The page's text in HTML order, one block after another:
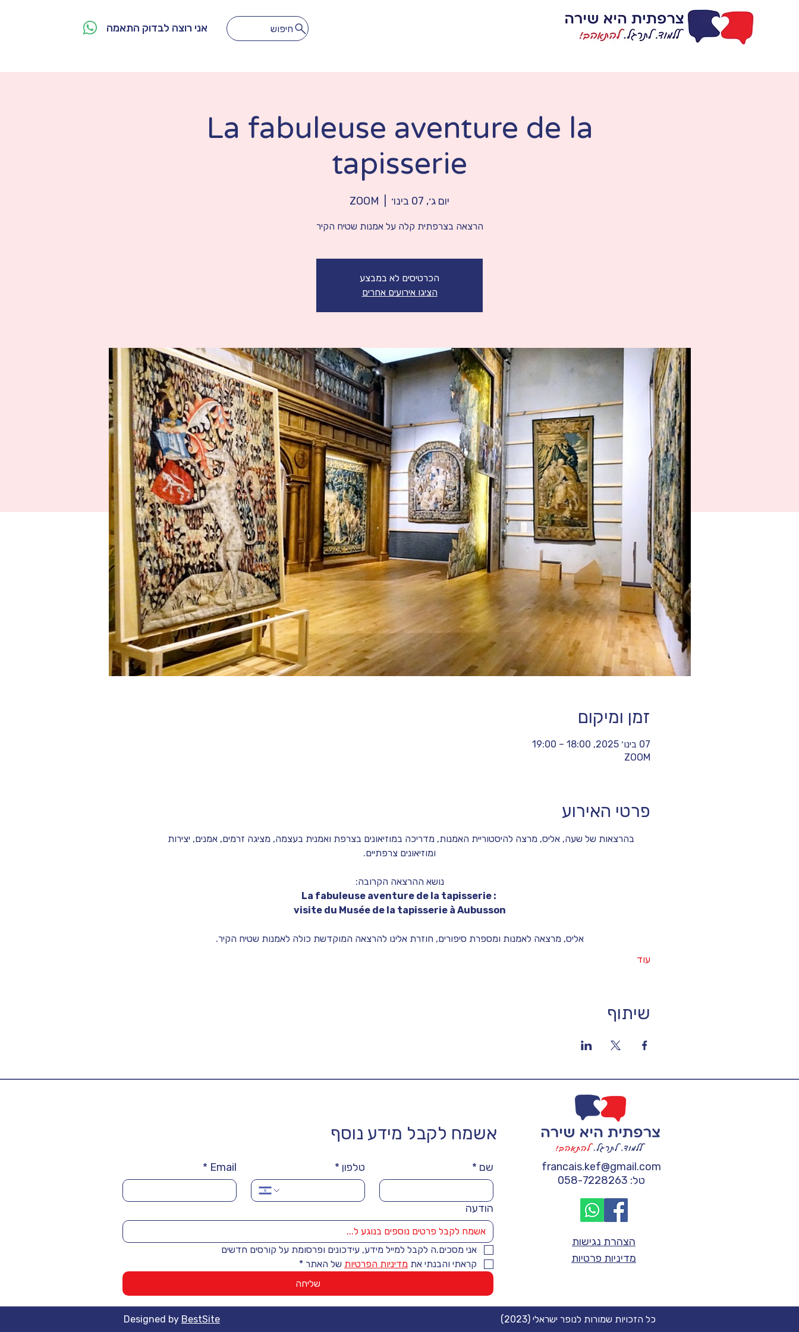
חיפוש אני רוצה לבדוק התאמה
La fabuleuse aventure de la
tapisserie
יום ג׳, 07 בינו׳ ZOOM
הרצאה בצרפתית קלה על אמנות שטיח הקיר
הכרטיסים לא במבצע
הציגו אירועים אחרים
זמן ומיקום
07 בינו׳ 2025, 18:00 – 19:00
ZOOM
פרטי האירוע
בהרצאות של שעה, אליס, מרצה להיסטוריית האמנות, מדריכה במוזיאונים בצרפת ואמנית בעצמה, מציגה זרמים, אמנים, יצירות
ומוזיאונים צרפתיים.
נושא ההרצאה הקרובה:
La fabuleuse aventure de la tapisserie :
visite du Musée de la tapisserie à Aubusson
אליס, מרצאה לאמנות ומספרת סיפורים, חוזרת אלינו להרצאה המוקדשת כולה לאמנות שטיח הקיר.
עוד
שיתוף
francais.kef@gmail.com
טל: 058-7228263
הצהרת נגישות
מדיניות פרטיות
שם * טלפון *
Email
*
הודעה
אני מסכים.ה לקבל למייל מידע, עידכונים ופרסומת על קורסים חדשים
קראתי והבנתי את מדיניות הפרטיות של האתר *
שליחה
אשמח לקבל מידע נוסף
כל הזכויות שמורות לנופר ישראלי (2023) Designed by BestSite